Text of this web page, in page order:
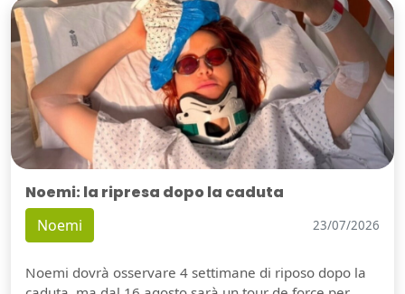
Noemi: la ripresa dopo la caduta
Noemi 23/07/2026
Noemi dovrà osservare 4 settimane di riposo dopo la